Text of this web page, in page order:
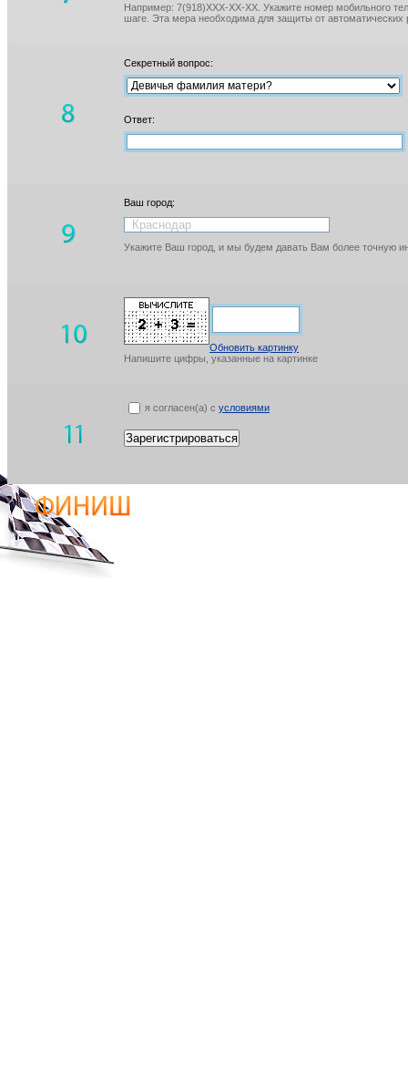
Например: 7(918)XXX-XX-XX. Укажите номер мобильного
шаге. Эта мера необходима для защиты от автоматических
Секретный вопрос:
Ответ:
Ваш город:
Укажите Ваш город, и мы будем давать Вам более точную
Обновить картинку
Напишите цифры, указанные на картинке
я согласен(а) с условиями
Зарегистрироваться